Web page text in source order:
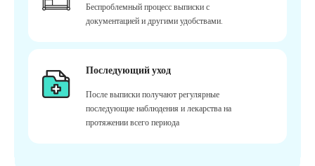
Беспроблемный процесс выписки с
документацией и другими удобствами.
Последующий уход
После выписки получают регулярные
последующие наблюдения и лекарства на
протяжении всего периода